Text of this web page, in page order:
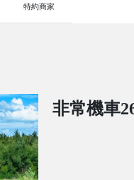
特約商家
非常機車